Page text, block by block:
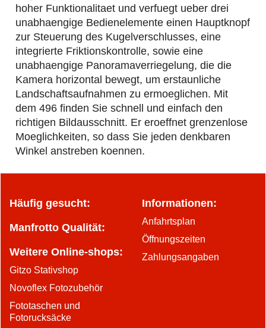
hoher Funktionalitaet und verfuegt ueber drei
unabhaengige Bedienelemente einen Hauptknopf
zur Steuerung des Kugelverschlusses, eine
integrierte Friktionskontrolle, sowie eine
unabhaengige Panoramaverriegelung, die die
Kamera horizontal bewegt, um erstaunliche
Landschaftsaufnahmen zu ermoeglichen. Mit
dem 496 finden Sie schnell und einfach den
richtigen Bildausschnitt. Er eroeffnet grenzenlose
Moeglichkeiten, so dass Sie jeden denkbaren
Winkel anstreben koennen.
Häufig gesucht: Informationen:
Anfahrtsplan
Öffnungszeiten
Zahlungsangaben
Manfrotto Qualität:
Weitere Online-shops:
Gitzo Stativshop
Novoflex Fotozubehör
Fototaschen und
Fotorucksäcke